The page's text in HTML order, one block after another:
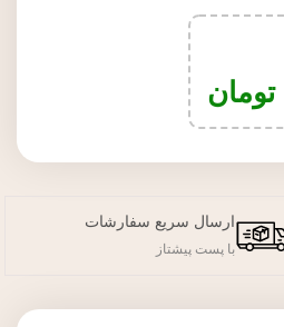
تومان
ارسال سریع سفارشات
با پست پیشتاز